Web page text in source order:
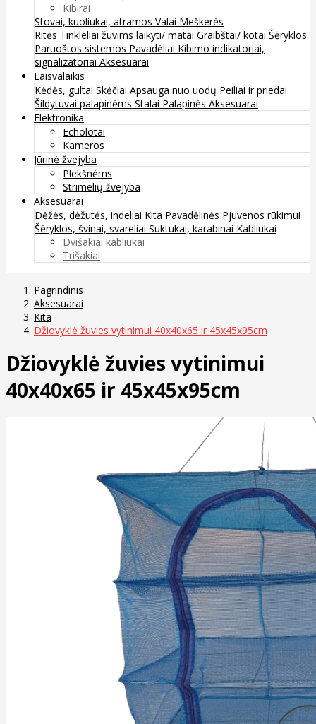
Kibirai
Stovai, kuoliukai, atramos Valai Meškerės
Ritės Tinkleliai žuvims laikyti/ matai Graibštai/ kotai Šėryklos
Paruoštos sistemos Pavadėliai Kibimo indikatoriai,
signalizatoriai Aksesuarai
Laisvalaikis
Kėdės, gultai Skėčiai Apsauga nuo uodų Peiliai ir priedai
Šildytuvai palapinėms Stalai Palapinės Aksesuarai
Elektronika
Echolotai
Kameros
Jūrinė žvejyba
Plekšnėms
Strimelių žvejyba
Aksesuarai
Dėžės, dėžutės, indeliai Kita Pavadėlinės Pjuvenos rūkimui
Šėryklos, švinai, svareliai Suktukai, karabinai Kabliukai
Dvišakiai kabliukai
Trišakiai
Pagrindinis
Aksesuarai
Kita
Džiovyklė žuvies vytinimui 40x40x65 ir 45x45x95cm
Džiovyklė žuvies vytinimui
40x40x65 ir 45x45x95cm